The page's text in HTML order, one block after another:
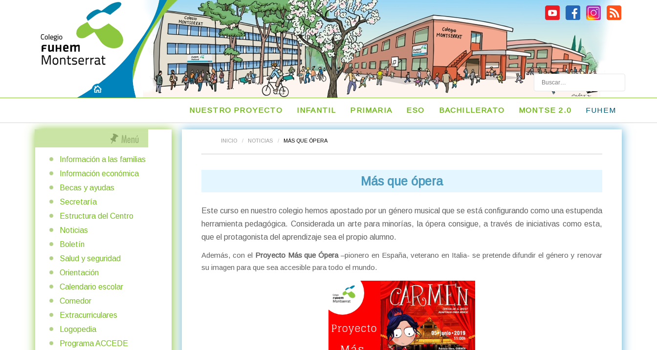
Buscar
NUESTRO PROYECTO INFANTIL PRIMARIA ESO BACHILLERATO MONTSE 2.0 FUHEM
INICIO / NOTICIAS / MÁS QUE ÓPERA
Más que ópera
Este curso en nuestro colegio hemos apostado por un género musical que se está configurando como una estupenda
herramienta pedagógica. Considerada un arte para minorías, la ópera consigue, a través de iniciativas como esta,
que el protagonista del aprendizaje sea el propio alumno.
Además, con el Proyecto Más que Ópera–pionero en España, veterano en Italia- se pretende difundir el género y renovar
su imagen para que sea accesible para todo el mundo.
Información a las familias
Información económica
Becas y ayudas
Secretaría
Estructura del Centro
Noticias
Boletín
Salud y seguridad
Orientación
Calendario escolar
Comedor
Extracurriculares
Logopedia
Programa ACCEDE